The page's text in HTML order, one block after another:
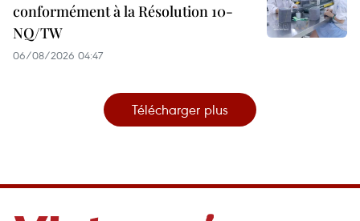
conformément à la Résolution 10-
NQ/TW
06/08/2026 04:47
Télécharger plus